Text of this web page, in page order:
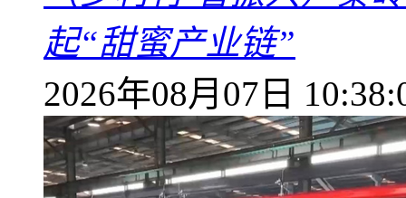
起“甜蜜产业链”
2026年08月07日